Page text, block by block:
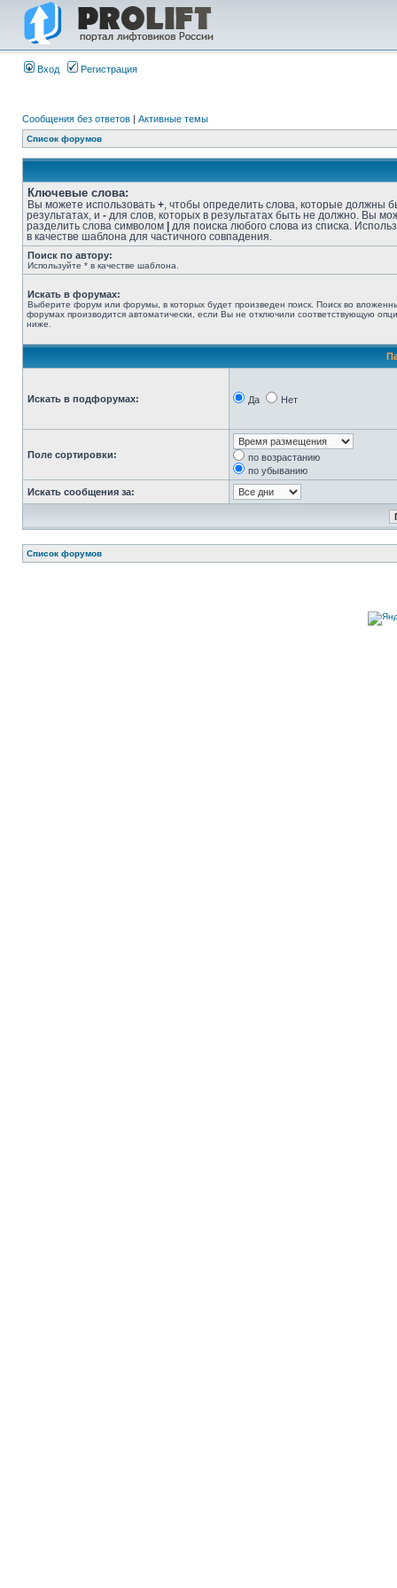
Вход Регистрация
Сообщения без ответов | Активные темы
Список форумов
Ключевые слова:
Вы можете использовать + , чтобы определить слова, которые должны
результатах, и - для слов, которых в результатах быть не должно. Вы
разделить слова символом
для поиска любого слова из списка.
в качестве шаблона для частичного совпадения.
Поиск по автору:
Используйте * в качестве шаблона.
Искать в форумах:
Выберите форум или форумы, в которых будет произведен поиск. Поиск во
форумах производится автоматически, если Вы не отключили соответствующую
ниже.
Искать в подфорумах: Да Нет
Поле сортировки:
по возрастанию
по убыванию
Искать сообщения за:
Список форумов